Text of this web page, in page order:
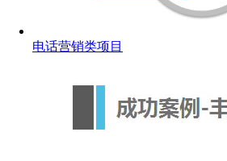
电话营销类项目